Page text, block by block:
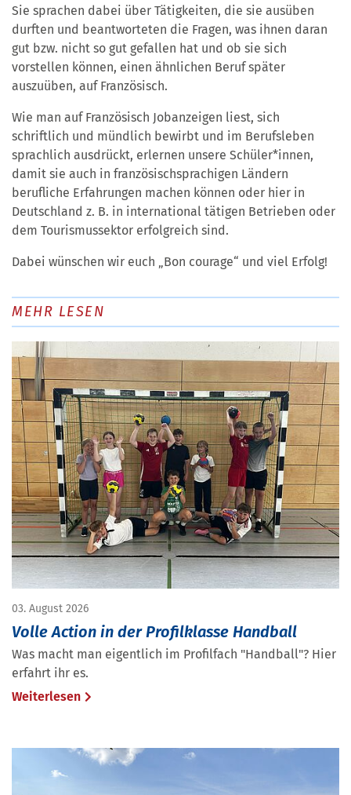
Sie sprachen dabei über Tätigkeiten, die sie ausüben
durften und beantworteten die Fragen, was ihnen daran
gut bzw. nicht so gut gefallen hat und ob sie sich
vorstellen können, einen ähnlichen Beruf später
auszuüben, auf Französisch.
Wie man auf Französisch Jobanzeigen liest, sich
schriftlich und mündlich bewirbt und im Berufsleben
sprachlich ausdrückt, erlernen unsere Schüler*innen,
damit sie auch in französischsprachigen Ländern
berufliche Erfahrungen machen können oder hier in
Deutschland z. B. in international tätigen Betrieben oder
dem Tourismussektor erfolgreich sind.
Dabei wünschen wir euch „Bon courage“ und viel Erfolg!
MEHR LESEN
03. August 2026
Volle Action in der Profilklasse Handball
Was macht man eigentlich im Profilfach "Handball"? Hier
erfahrt ihr es.
Weiterlesen